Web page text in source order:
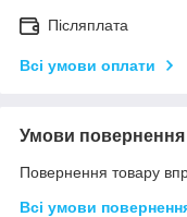
Післяплата
Всі умови оплати
Умови повернення
Повернення товару
Всі умови